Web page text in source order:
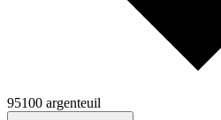
95100 argenteuil